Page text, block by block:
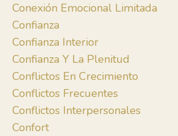
Conexión Emocional Limitada
Confianza
Confianza Interior
Confianza Y La Plenitud
Conflictos En Crecimiento
Conflictos Frecuentes
Conflictos Interpersonales
Confort